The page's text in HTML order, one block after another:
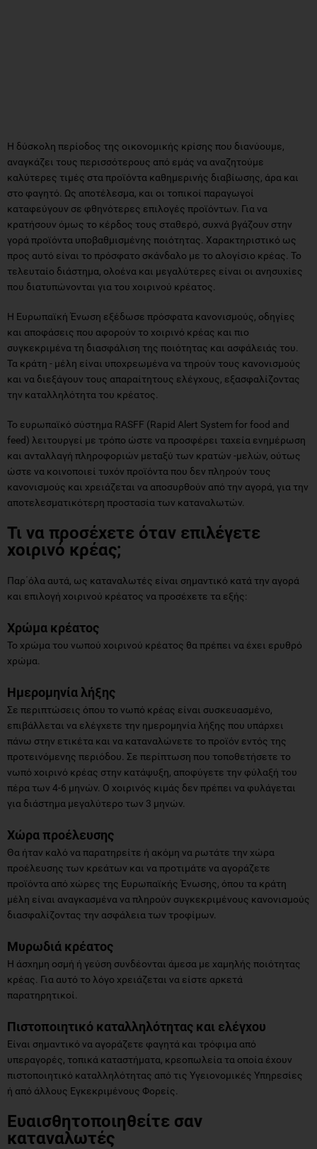
Η δύσκολη περίοδος της οικονομικής κρίσης που διανύουμε,
αναγκάζει τους περισσότερους από εμάς να αναζητούμε
καλύτερες τιμές στα προϊόντα καθημερινής διαβίωσης, άρα και
στο φαγητό. Ως αποτέλεσμα, και οι τοπικοί παραγωγοί
καταφεύγουν σε φθηνότερες επιλογές προϊόντων. Για να
κρατήσουν όμως το κέρδος τους σταθερό, συχνά βγάζουν στην
γορά προϊόντα υποβαθμισμένης ποιότητας. Χαρακτηριστικό ως
προς αυτό είναι το πρόσφατο σκάνδαλο με το αλογίσιο κρέας. Το
τελευταίο διάστημα, ολοένα και μεγαλύτερες είναι οι ανησυχίες
που διατυπώνονται για του χοιρινού κρέατος.
Η Ευρωπαϊκή Ένωση εξέδωσε πρόσφατα κανονισμούς, οδηγίες
και αποφάσεις που αφορούν το χοιρινό κρέας και πιο
συγκεκριμένα τη διασφάλιση της ποιότητας και ασφάλειάς του.
Τα κράτη - μέλη είναι υποχρεωμένα να τηρούν τους κανονισμούς
και να διεξάγουν τους απαραίτητους ελέγχους, εξασφαλίζοντας
την καταλληλότητα του κρέατος.
Το ευρωπαϊκό σύστημα RASFF (Rapid Alert System for food and
feed) λειτουργεί με τρόπο ώστε να προσφέρει ταχεία ενημέρωση
και ανταλλαγή πληροφοριών μεταξύ των κρατών -μελών, ούτως
ώστε να κοινοποιεί τυχόν προϊόντα που δεν πληρούν τους
κανονισμούς και χρειάζεται να αποσυρθούν από την αγορά, για την
αποτελεσματικότερη προστασία των καταναλωτών.
Τι να προσέχετε όταν επιλέγετε
χοιρινό κρέας;
Παρ΄όλα αυτά, ως καταναλωτές είναι σημαντικό κατά την αγορά
και επιλογή χοιρινού κρέατος να προσέχετε τα εξής:
Χρώμα κρέατος
Το χρώμα του νωπού χοιρινού κρέατος θα πρέπει να έχει ερυθρό
χρώμα.
Ημερομηνία λήξης
Σε περιπτώσεις όπου το νωπό κρέας είναι συσκευασμένο,
επιβάλλεται να ελέγχετε την ημερομηνία λήξης που υπάρχει
πάνω στην ετικέτα και να καταναλώνετε το προϊόν εντός της
προτεινόμενης περιόδου. Σε περίπτωση που τοποθετήσετε το
νωπό χοιρινό κρέας στην κατάψυξη, αποφύγετε την φύλαξή του
πέρα των 4-6 μηνών. Ο χοιρινός κιμάς δεν πρέπει να φυλάγεται
για διάστημα μεγαλύτερο των 3 μηνών.
Χώρα προέλευσης
Θα ήταν καλό να παρατηρείτε ή ακόμη να ρωτάτε την χώρα
προέλευσης των κρεάτων και να προτιμάτε να αγοράζετε
προϊόντα από χώρες της Ευρωπαϊκής Ένωσης, όπου τα κράτη
μέλη είναι αναγκασμένα να πληρούν συγκεκριμένους κανονισμούς
διασφαλίζοντας την ασφάλεια των τροφίμων.
Μυρωδιά κρέατος
Η άσχημη οσμή ή γεύση συνδέονται άμεσα με χαμηλής ποιότητας
κρέας. Για αυτό το λόγο χρειάζεται να είστε αρκετά
παρατηρητικοί.
Πιστοποιητικό καταλληλότητας και ελέγχου
Είναι σημαντικό να αγοράζετε φαγητά και τρόφιμα από
υπεραγορές, τοπικά καταστήματα, κρεοπωλεία τα οποία έχουν
πιστοποιητικό καταλληλότητας από τις Υγειονομικές Υπηρεσίες
ή από άλλους Εγκεκριμένους Φορείς.
Ευαισθητοποιηθείτε σαν
καταναλωτές